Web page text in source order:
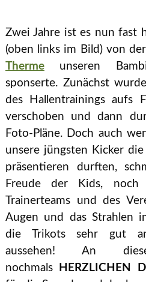
Zwei Jahre ist es nun fast
(oben links im Bild) von der
Thermeunseren
sponserte. Zunächst
des Hallentrainings aufs
verschoben und dann
Foto-Pläne. Doch auch
unsere jüngsten Kicker
präsentieren durften,
Freude der Kids, noch
Trainerteams und des
Augen und das Strahlen
die Trikots sehr gut
aussehen! An
nochmals
HERZLICHEN